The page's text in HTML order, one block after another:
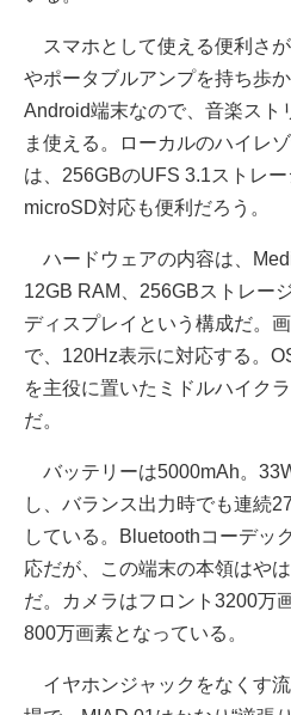
スマホとして使える便利さ
やポータブルアンプを持ち歩
Android端末なので、音楽スト
ま使える。ローカルのハイレ
は、256GBのUFS 3.1ストレ
microSD対応も便利だろう。
ハードウェアの内容は、
12GB RAM、256GBストレー
ディスプレイという構成だ。
で、120Hz表示に対応する。
を主役に置いたミドルハイク
だ。
バッテリーは5000mAh。
し、バランス出力時でも連続
している。Bluetoothコーデッ
応だが、この端末の本領はや
だ。カメラはフロント3200万
800万画素となっている。
イヤホンジャックをなくす